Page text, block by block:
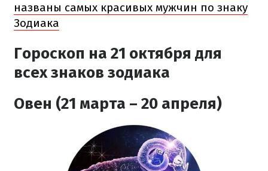
названы самых красивых мужчин по знаку
Зодиака
Гороскоп на 21 октября для
всех знаков зодиака
Овен (21 марта – 20 апреля)